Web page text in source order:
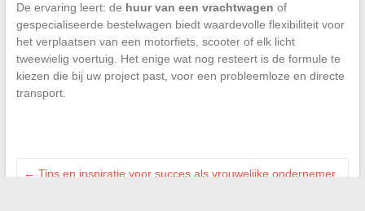
De ervaring leert: de huur van een vrachtwagen of
gespecialiseerde bestelwagen biedt waardevolle flexibiliteit voor
het verplaatsen van een motorfiets, scooter of elk licht
tweewielig voertuig. Het enige wat nog resteert is de formule te
kiezen die bij uw project past, voor een probleemloze en directe
transport.
← Tips en inspiratie voor succes als vrouwelijke ondernemer